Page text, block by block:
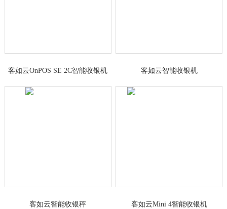
客如云OnPOS SE 2C智能收银机 客如云智能收银机
客如云智能收银秤 客如云Mini 4智能收银机